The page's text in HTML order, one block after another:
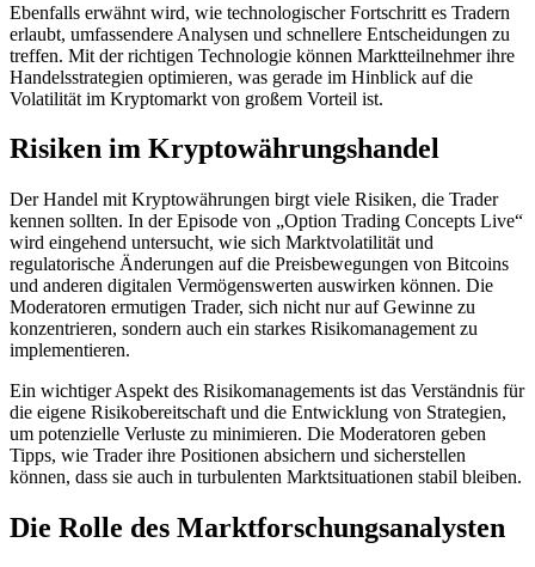
Ebenfalls erwähnt wird, wie technologischer Fortschritt es Tradern
erlaubt, umfassendere Analysen und schnellere Entscheidungen zu
treffen. Mit der richtigen Technologie können Marktteilnehmer ihre
Handelsstrategien optimieren, was gerade im Hinblick auf die
Volatilität im Kryptomarkt von großem Vorteil ist.
Risiken im Kryptowährungshandel
Der Handel mit Kryptowährungen birgt viele Risiken, die Trader
kennen sollten. In der Episode von „Option Trading Concepts Live“
wird eingehend untersucht, wie sich Marktvolatilität und
regulatorische Änderungen auf die Preisbewegungen von Bitcoins
und anderen digitalen Vermögenswerten auswirken können. Die
Moderatoren ermutigen Trader, sich nicht nur auf Gewinne zu
konzentrieren, sondern auch ein starkes Risikomanagement zu
implementieren.
Ein wichtiger Aspekt des Risikomanagements ist das Verständnis für
die eigene Risikobereitschaft und die Entwicklung von Strategien,
um potenzielle Verluste zu minimieren. Die Moderatoren geben
Tipps, wie Trader ihre Positionen absichern und sicherstellen
können, dass sie auch in turbulenten Marktsituationen stabil bleiben.
Die Rolle des Marktforschungsanalysten